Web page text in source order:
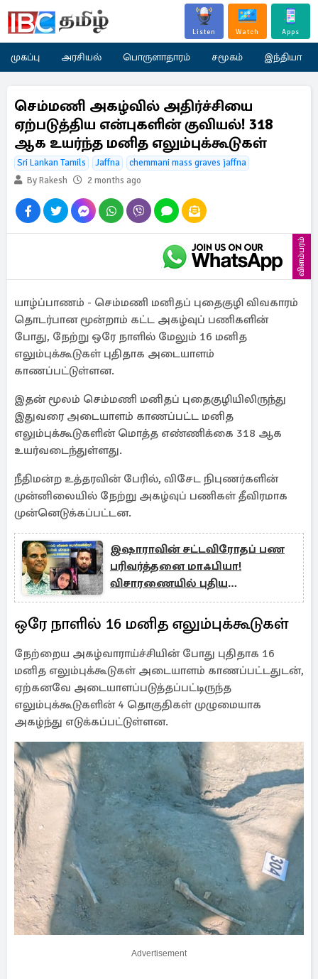
Listen Watch Apps
முகப்பு அரசியல் பொருளாதாரம் சமூகம் இந்தியா
செம்மணி அகழ்வில் அதிர்ச்சியை
ஏற்படுத்திய என்புகளின் குவியல்! 318
ஆக உயர்ந்த மனித எலும்புக்கூடுகள்
Sri Lankan Tamils Jaffna
chemmani mass graves jaffna
By Rakesh
2 months ago
விளம்பரம்
யாழ்ப்பாணம் - செம்மணி மனிதப் புதைகுழி விவகாரம்
தொடர்பான மூன்றாம் கட்ட அகழ்வுப் பணிகளின்
போது, நேற்று ஒரே நாளில் மேலும் 16 மனித
எலும்புக்கூடுகள் புதிதாக அடையாளம்
காணப்பட்டுள்ளன.
இதன் மூலம் செம்மணி மனிதப் புதைகுழியிலிருந்து
இதுவரை அடையாளம் காணப்பட்ட மனித
எலும்புக்கூடுகளின் மொத்த எண்ணிக்கை 318 ஆக
உயர்வடைந்துள்ளது.
நீதிமன்ற உத்தரவின் பேரில், விசேட நிபுணர்களின்
முன்னிலையில் நேற்று அகழ்வுப் பணிகள் தீவிரமாக
முன்னெடுக்கப்பட்டன.
இஷாராவின் சட்டவிரோதப் பண
பரிவர்த்தனை மாஃபியா!
விசாரணையில் புதிய
திருப்பங்கள்
ஒரே நாளில் 16 மனித எலும்புக்கூடுகள்
நேற்றைய அகழ்வாராய்ச்சியின் போது புதிதாக 16
மனித எலும்புக்கூடுகள் அடையாளம் காணப்பட்டதுடன்,
ஏற்கனவே அடையாளப்படுத்தப்பட்டிருந்த
எலும்புக்கூடுகளின் 4 தொகுதிகள் முழுமையாக
அகழ்ந்து எடுக்கப்பட்டுள்ளன.
Advertisement